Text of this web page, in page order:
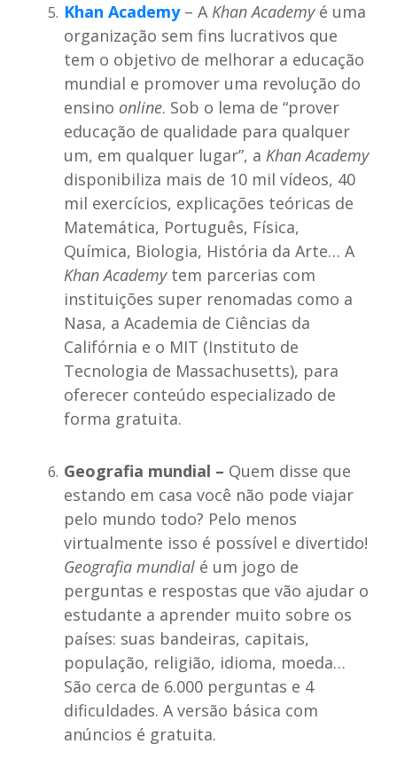
Khan Academy– A Khan Academyé uma
organização sem fins lucrativos que
tem o objetivo de melhorar a educação
mundial e promover uma revolução do
ensino online. Sob o lema de “prover
educação de qualidade para qualquer
um, em qualquer lugar”, a Khan Academy
disponibiliza mais de 10 mil vídeos, 40
mil exercícios, explicações teóricas de
Matemática, Português, Física,
Química, Biologia, História da Arte… A
Khan Academytem parcerias com
instituições super renomadas como a
Nasa, a Academia de Ciências da
Califórnia e o MIT (Instituto de
Tecnologia de Massachusetts), para
oferecer conteúdo especializado de
forma gratuita.
Geografia mundial – Quem disse que
estando em casa você não pode viajar
pelo mundo todo? Pelo menos
virtualmente isso é possível e divertido!
Geografia mundial é um jogo de
perguntas e respostas que vão ajudar o
estudante a aprender muito sobre os
países: suas bandeiras, capitais,
população, religião, idioma, moeda…
São cerca de 6.000 perguntas e 4
dificuldades. A versão básica com
anúncios é gratuita.